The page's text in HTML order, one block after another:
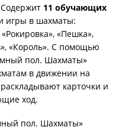
11 обучающих
игры в шахматы:
«Пешка»,
«Король». С помощью
пол. Шахматы»
в движении на
карточки и
ход.
пол. Шахматы»